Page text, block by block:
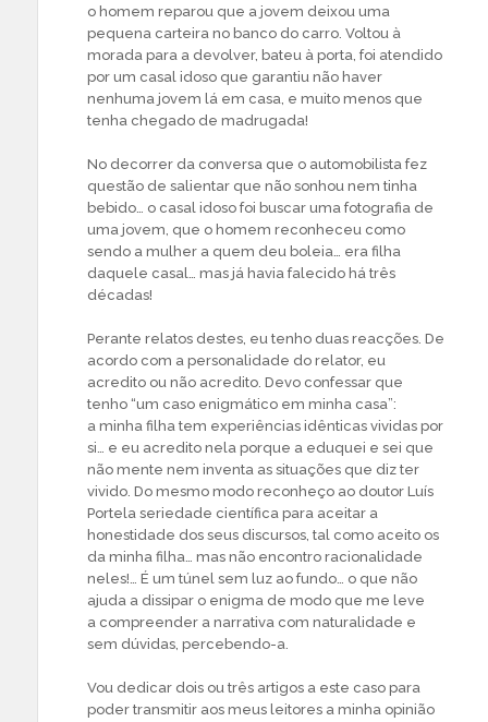
o homem reparou que a jovem deixou uma
pequena carteira no banco do carro. Voltou à
morada para a devolver, bateu à porta, foi atendido
por um casal idoso que garantiu não haver
nenhuma jovem lá em casa, e muito menos que
tenha chegado de madrugada!
No decorrer da conversa que o automobilista fez
questão de salientar que não sonhou nem tinha
bebido… o casal idoso foi buscar uma fotografia de
uma jovem, que o homem reconheceu como
sendo a mulher a quem deu boleia… era filha
daquele casal… mas já havia falecido há três
décadas!
Perante relatos destes, eu tenho duas reacções. De
acordo com a personalidade do relator, eu
acredito ou não acredito. Devo confessar que
tenho “um caso enigmático em minha casa”:
a minha filha tem experiências idênticas vividas por
si… e eu acredito nela porque a eduquei e sei que
não mente nem inventa as situações que diz ter
vivido. Do mesmo modo reconheço ao doutor Luís
Portela seriedade científica para aceitar a
honestidade dos seus discursos, tal como aceito os
da minha filha… mas não encontro racionalidade
neles!… É um túnel sem luz ao fundo… o que não
ajuda a dissipar o enigma de modo que me leve
a compreender a narrativa com naturalidade e
sem dúvidas, percebendo-a.
Vou dedicar dois ou três artigos a este caso para
poder transmitir aos meus leitores a minha opinião